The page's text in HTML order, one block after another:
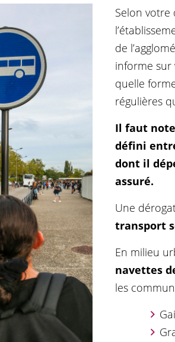
Selon votre
de
informe sur
quelle
régulières
Il faut
défini
dont il
assuré.
Une
transport
En milieu
navettes
les